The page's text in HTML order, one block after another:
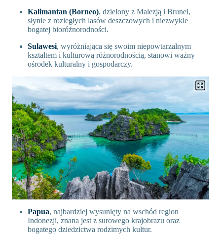
Kalimantan (Borneo), dzielony z Malezją i Brunei,
słynie z rozległych lasów deszczowych i niezwykle
bogatej bioróżnorodności.
Sulawesi, wyróżniająca się swoim niepowtarzalnym
kształtem i kulturową różnorodnością, stanowi ważny
ośrodek kulturalny i gospodarczy.
Papua, najbardziej wysunięty na wschód region
Indonezji, znana jest z surowego krajobrazu oraz
bogatego dziedzictwa rodzimych kultur.